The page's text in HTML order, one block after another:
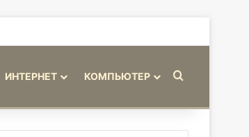
ИНТЕРНЕТ КОМПЬЮТЕР